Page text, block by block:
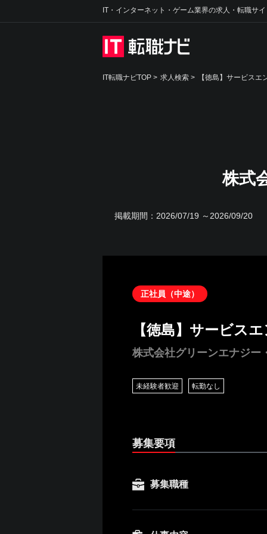
IT・インターネット・ゲーム業界の求人・転職サ
IT転職ナビTOP > 求人検索 > 【徳島】サービス
株式
掲載期間： 2026/07/19 ～2026/09/20
正社員（中途）
【徳島】サービス
株式会社グリーンエナジー
未経験者歓迎 転勤なし
募集要項
募集職種